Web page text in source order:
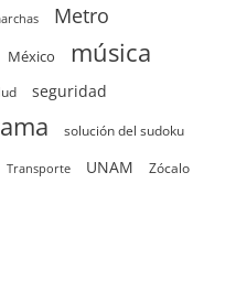
Metro
México música
seguridad
solución del sudoku
Transporte UNAM Zócalo